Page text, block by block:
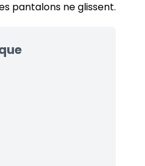
pantalons ne glissent.